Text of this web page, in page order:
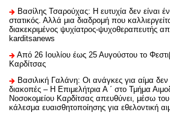
Βασίλης Τσαρούχας: Η ευτυχία δεν είναι
στατικός. Αλλά μια διαδρομή που
διακεκριμένος ψυχίατρος-ψυχοθεραπευτής
karditsanews
Από 26 Ιουλίου έως 25 Αυγούστου το
Καρδίτσας
Βασιλική Γαλάνη: Οι ανάγκες για αίμα
διακοπές – Η Επιμελήτρια Α ΄ στο Τμήμα
Νοσοκομείου Καρδίτσας απευθύνει, μέσω
κάλεσμα ευαισθητοποίησης για εθελοντική